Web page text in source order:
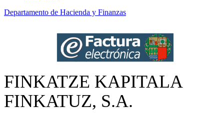
Departamento de Hacienda y Finanzas
FINKATZE KAPITALA
FINKATUZ, S.A.